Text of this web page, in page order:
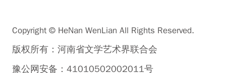
Copyright © HeNan WenLian All Rights Reserved.
版权所有：河南省文学艺术界联合会
豫公网安备：41010502002011号